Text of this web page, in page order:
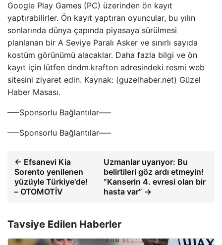
Google Play Games (PC) üzerinden ön kayıt
yaptırabilirler. Ön kayıt yaptıran oyuncular, bu yılın
sonlarında dünya çapında piyasaya sürülmesi
planlanan bir A Seviye Paralı Asker ve sınırlı sayıda
kostüm görünümü alacaklar. Daha fazla bilgi ve ön
kayıt için lütfen dndm.krafton adresindeki resmi web
sitesini ziyaret edin. Kaynak: (guzelhaber.net) Güzel
Haber Masası.
—–Sponsorlu Bağlantılar—–
—–Sponsorlu Bağlantılar—–
← Efsanevi Kia
Sorento yenilenen
yüzüyle Türkiye'de!
– OTOMOTİV
Uzmanlar uyarıyor: Bu
belirtileri göz ardı etmeyin!
“Kanserin 4. evresi olan bir
hasta var” →
Tavsiye Edilen Haberler